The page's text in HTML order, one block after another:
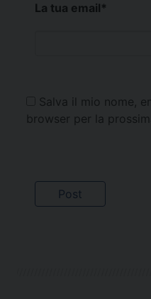
La tua email*
Salva il mio nome,
browser per la